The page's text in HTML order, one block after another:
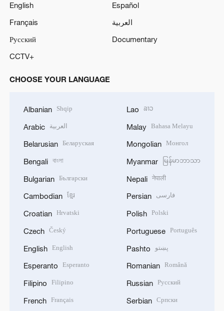
English
Español
Français
العربية
Русский
Documentary
CCTV+
CHOOSE YOUR LANGUAGE
Albanian Shqip
Arabic العربية
Belarusian Беларуская
Bengali বাংলা
Bulgarian Български
Cambodian ខ្មែរ
Croatian Hrvatski
Czech Český
English English
Esperanto Esperanto
Filipino Filipino
French Français
Lao ລາວ
Malay Bahasa Melayu
Mongolian Монгол
Myanmar မြန်မာဘာသာ
Nepali नेपाली
Persian فارسی
Polish Polski
Portuguese Português
Pashto پښتو
Romanian Română
Russian Русский
Serbian Српски